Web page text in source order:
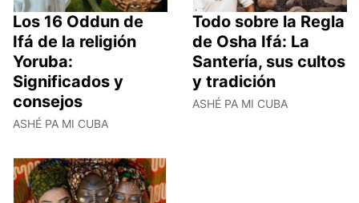
Los 16 Oddun de
Ifá de la religión
Yoruba:
Significados y
consejos
ASHÉ PA MI CUBA
Todo sobre la Regla
de Osha Ifá: La
Santería, sus cultos
y tradición
ASHÉ PA MI CUBA